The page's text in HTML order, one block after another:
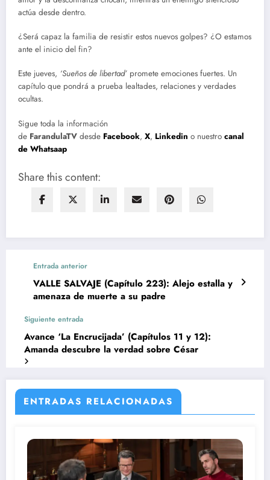
actúa desde dentro.
¿Será capaz la familia de resistir estos nuevos golpes? ¿O estamos
ante el inicio del fin?
Este jueves, ‘Sueños de libertad’ promete emociones fuertes. Un
capítulo que pondrá a prueba lealtades, relaciones y verdades
ocultas.
Sigue toda la información
de FarandulaTV desde Facebook, X, Linkedin o nuestro canal
de Whatsaap
Share this content:
Entrada anterior
VALLE SALVAJE (Capítulo 223): Alejo estalla y
amenaza de muerte a su padre
Siguiente entrada
Avance ‘La Encrucijada’ (Capítulos 11 y 12):
Amanda descubre la verdad sobre César
ENTRADAS RELACIONADAS